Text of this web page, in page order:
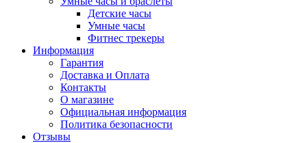
Детские часы
Умные часы
Фитнес трекеры
Информация
Гарантия
Доставка и Оплата
Контакты
О магазине
Официальная информация
Политика безопасности
Отзывы